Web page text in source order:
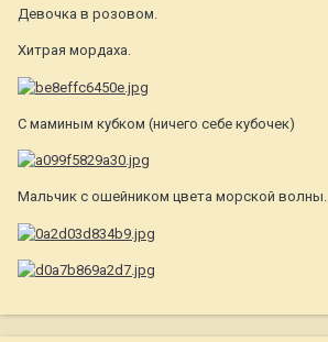
Девочка в розовом.
Хитрая мордаха.
С маминым кубком (ничего себе кубочек)
Мальчик с ошейником цвета морской волны.